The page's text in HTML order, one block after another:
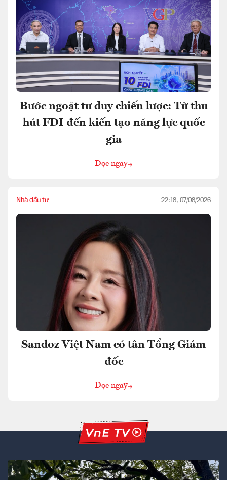
Bước ngoặt tư duy chiến lược: Từ thu
hút FDI đến kiến tạo năng lực quốc
gia
Đọc ngay
Nhà đầu tư 22:18, 07/08/2026
Sandoz Việt Nam có tân Tổng Giám
đốc
Đọc ngay